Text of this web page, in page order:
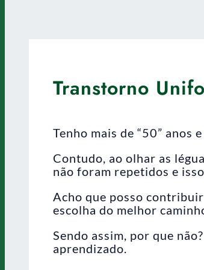
Transtorno
Tenho mais de “50” anos
Contudo, ao olhar as
não foram repetidos e
Acho que posso
escolha do melhor
Sendo assim, por que
aprendizado.